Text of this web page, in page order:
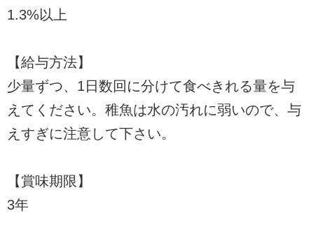
1.3%以上
【給与方法】
少量ずつ、1日数回に分けて食べきれる量を与
えてください。稚魚は水の汚れに弱いので、与
えすぎに注意して下さい。
【賞味期限】
3年